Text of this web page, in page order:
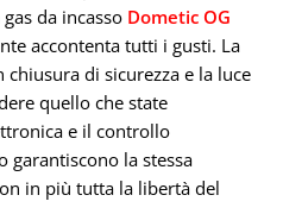
da incasso Dometic OG
accontenta tutti i gusti. La
di sicurezza e la luce
quello che state
e il controllo
la stessa
in più tutta la libertà del